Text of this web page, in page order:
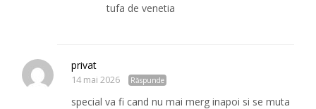
tufa de venetia
privat
14 mai 2026 Răspunde
special va fi cand nu mai merg inapoi si se muta